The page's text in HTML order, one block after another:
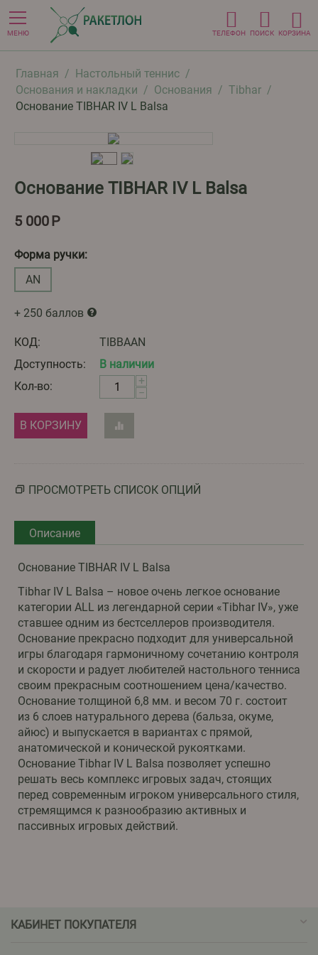
МЕНЮ ТЕЛЕФОН ПОИСК КОРЗИНА
Главная / Настольный теннис /
Основания и накладки / Основания / Tibhar /
Основание TIBHAR IV L Balsa
Основание TIBHAR IV L Balsa
5 000Р
Форма ручки:
AN
+ 250 баллов
КОД:
TIBBAAN
Доступность:
В наличии
Кол-во:
+
−
В КОРЗИНУ
ПРОСМОТРЕТЬ СПИСОК ОПЦИЙ
Описание
Основание TIBHAR IV L Balsa
Tibhar IV L Balsa – новое очень легкое основание
категории ALL из легендарной серии «Tibhar IV», уже
ставшее одним из бестселлеров производителя.
Основание прекрасно подходит для универсальной
игры благодаря гармоничному сочетанию контроля
и скорости и радует любителей настольного тенниса
своим прекрасным соотношением цена/качество.
Основание толщиной 6,8 мм. и весом 70 г. состоит
из 6 слоев натурального дерева (бальза, окуме,
айюс) и выпускается в вариантах с прямой,
анатомической и конической рукоятками.
Основание Tibhar IV L Balsa позволяет успешно
решать весь комплекс игровых задач, стоящих
перед современным игроком универсального стиля,
стремящимся к разнообразию активных и
пассивных игровых действий.
КАБИНЕТ ПОКУПАТЕЛЯ